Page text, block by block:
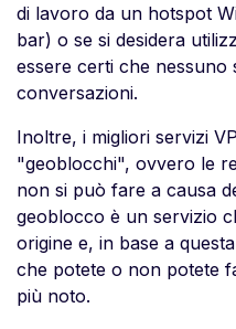
di lavoro da un hotspot
bar) o se si desidera
essere certi che nessuno
conversazioni.
Inoltre, i migliori servizi
"geoblocchi", ovvero le
non si può fare a causa
geoblocco è un servizio
origine e, in base a
che potete o non potete
più noto.